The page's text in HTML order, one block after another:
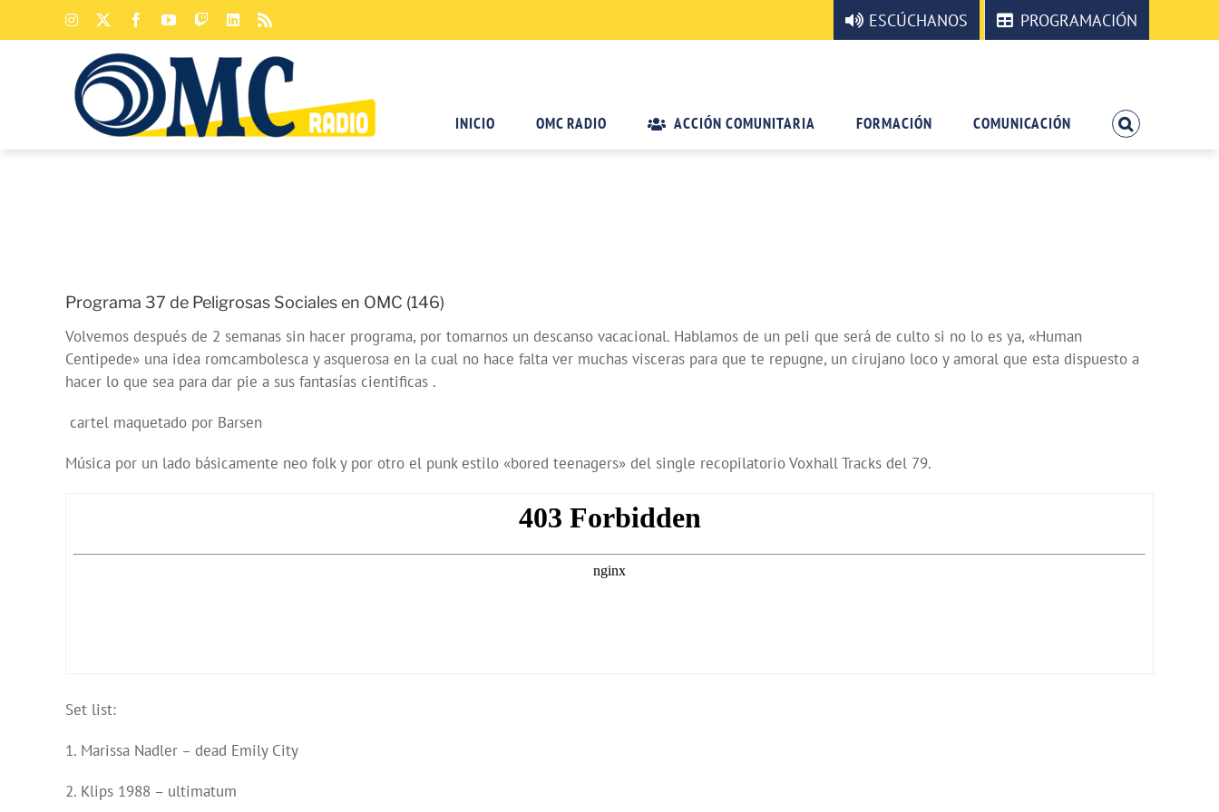
Instagram FacebookYouTube
TwitchLinkedIn ESCÚCHANOS PROGRAMACIÓN
INICIO OMC RADIO ACCIÓN COMUNITARIA FORMACIÓN COMUNICACIÓN
Programa 37 de Peligrosas Sociales en OMC (146)
Volvemos después de 2 semanas sin hacer programa, por tomarnos un descanso vacacional. Hablamos de un peli que será de culto si no lo es ya, «Human
Centipede» una idea romcambolesca y asquerosa en la cual no hace falta ver muchas visceras para que te repugne, un cirujano loco y amoral que esta dispuesto a
hacer lo que sea para dar pie a sus fantasías cientificas .
cartel maquetado por Barsen
Música por un lado básicamente neo folk y por otro el punk estilo «bored teenagers» del single recopilatorio Voxhall Tracks del 79.
Set list:
1. Marissa Nadler – dead Emily City
2. Klips 1988 – ultimatum